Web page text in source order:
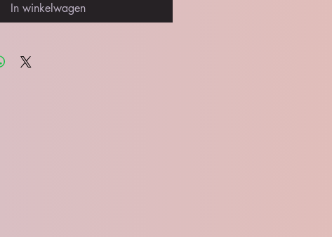
In winkelwagen